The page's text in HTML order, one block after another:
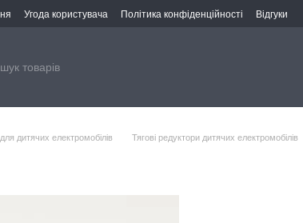
Угода користувача Політика конфіденційності Відгуки
дитячих електромобілів Тягові редуктори дитячих електромобілів